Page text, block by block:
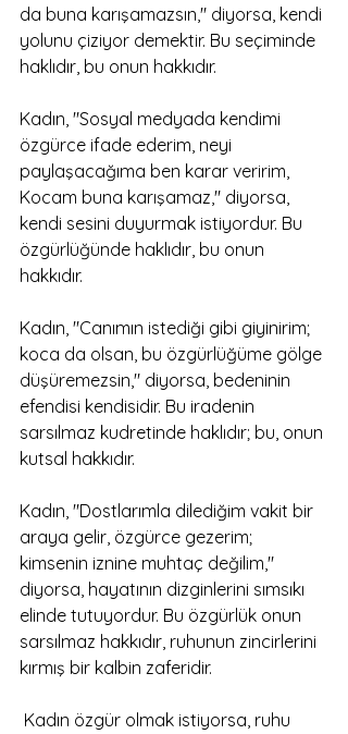
da buna karışamazsın," diyorsa, kendi
yolunu çiziyor demektir. Bu seçiminde
haklıdır, bu onun hakkıdır.
Kadın, "Sosyal medyada kendimi
özgürce ifade ederim, neyi
paylaşacağıma ben karar veririm,
Kocam buna karışamaz," diyorsa,
kendi sesini duyurmak istiyordur. Bu
özgürlüğünde haklıdır, bu onun
hakkıdır.
Kadın, "Canımın istediği gibi giyinirim;
koca da olsan, bu özgürlüğüme gölge
düşüremezsin," diyorsa, bedeninin
efendisi kendisidir. Bu iradenin
sarsılmaz kudretinde haklıdır; bu, onun
kutsal hakkıdır.
Kadın, "Dostlarımla dilediğim vakit bir
araya gelir, özgürce gezerim;
kimsenin iznine muhtaç değilim,"
diyorsa, hayatının dizginlerini sımsıkı
elinde tutuyordur. Bu özgürlük onun
sarsılmaz hakkıdır, ruhunun zincirlerini
kırmış bir kalbin zaferidir.